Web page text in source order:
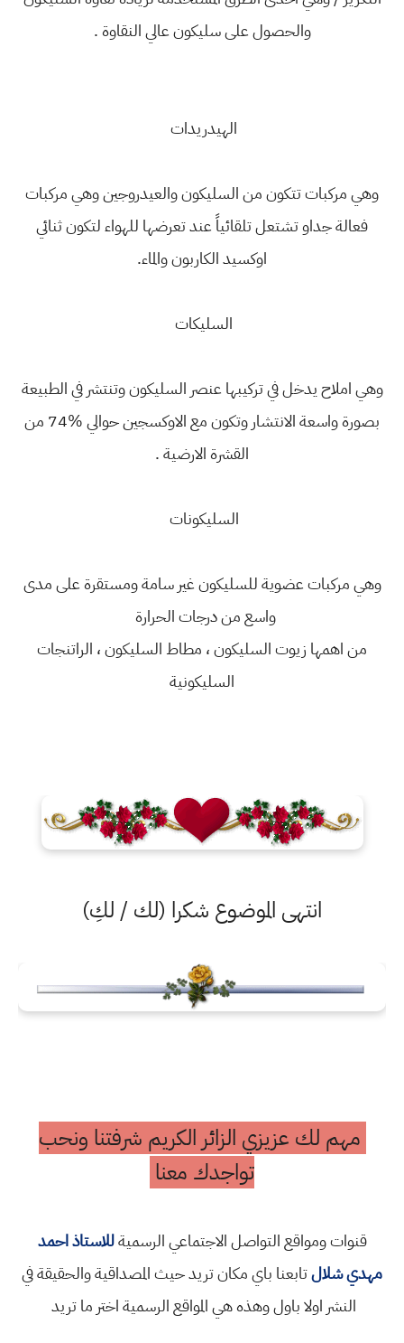
والحصول على سليكون عالي النقاوة .
الهيدريدات
وهي مركبات تتكون من السليكون والعيدروجين وهي مركبات
فعالة جداو تشتعل تلقائياً عند تعرضها للهواء لتكون ثنائي
اوكسيد الكاربون والماء.
السليكات
وهي املاح يدخل في تركيبها عنصر السليكون وتنتشر في الطبيعة
بصورة واسعة الانتشار وتكون مع الاوكسجين حوالي 74‎%‎ من
القشرة الارضية .
السليكونات
وهي مركبات عضوية للسليكون غير سامة ومستقرة على مدى
واسع من درجات الحرارة
من اهمها زيوت السليكون ، مطاط السليكون ، الراتنجات
السليكونية
انتهى الموضوع شكرا (لك / لكِ)
مهم لك عزيزي الزائر الكريم شرفتنا ونحب
تواجدك معنا
قنوات ومواقع التواصل الاجتماعي الرسميةللاستاذ احمد
مهدي شلالتابعنا باي مكان تريد حيث المصداقية والحقيقة في
النشر اولا باول وهذه هي المواقع الرسمية اختر ما تريد